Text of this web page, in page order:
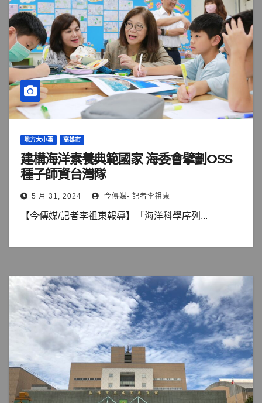
地方大小事 高雄市
建構海洋素養典範國家 海委會擘劃OSS
種子師資台灣隊
5 月 31, 2024 今傳媒- 記者李祖東
【今傳媒/記者李祖東報導】「海洋科學序列...